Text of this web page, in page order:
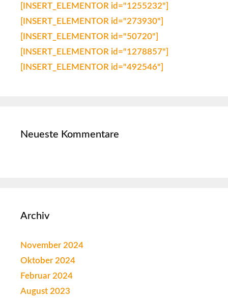
[INSERT_ELEMENTOR id="1255232"]
[INSERT_ELEMENTOR id="273930"]
[INSERT_ELEMENTOR id="50720"]
[INSERT_ELEMENTOR id="1278857"]
[INSERT_ELEMENTOR id="492546"]
Neueste Kommentare
Archiv
November 2024
Oktober 2024
Februar 2024
August 2023